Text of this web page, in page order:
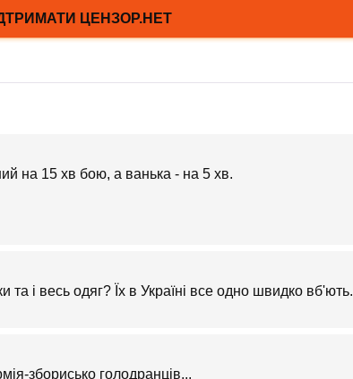
на 15 хв бою, а ванька - на 5 хв.
та і весь одяг? Їх в Україні все одно швидко вб'ють.
зборисько голодранців...